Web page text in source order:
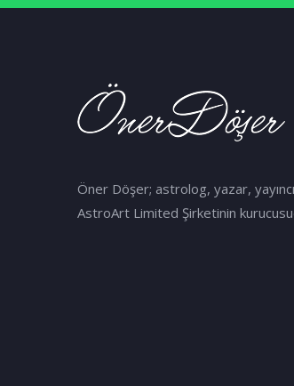
Öner Döşer; astrolog, yazar,
AstroArt Limited Şirketinin